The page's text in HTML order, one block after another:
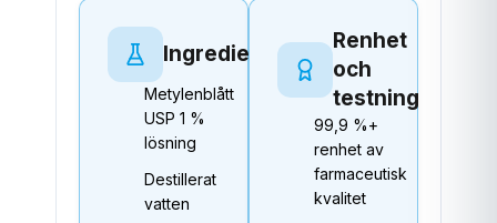
Ingredienser
Metylenblått
USP 1 %
lösning
Destillerat
vatten
Renhet
och
testning
99,9 %+
renhet av
farmaceutisk
kvalitet